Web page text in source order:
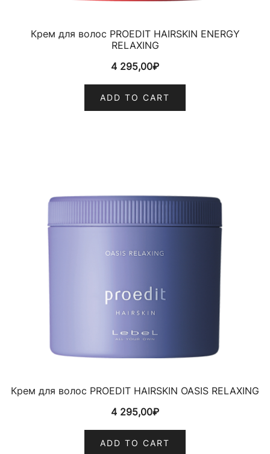
Крем для волос PROEDIT HAIRSKIN ENERGY
RELAXING
4 295,00₽
ADD TO CART
Крем для волос PROEDIT HAIRSKIN OASIS RELAXING
4 295,00₽
ADD TO CART